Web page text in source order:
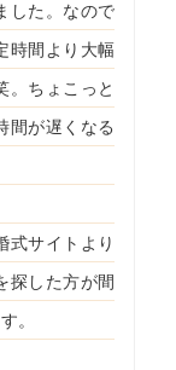
した。なので
時間より大幅
。ちょこっと
間が遅くなる
式サイトより
探した方が間
。